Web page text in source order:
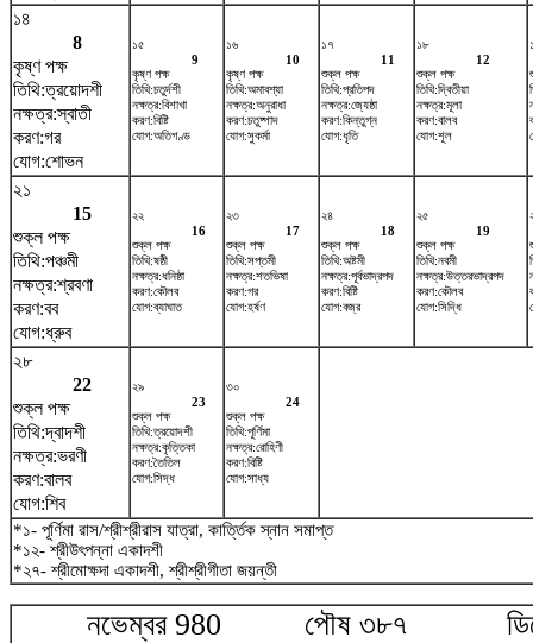
১৪
8
কৃষ্ণ পক্ষ
তিথি:ত্রয়োদশী
নক্ষত্র:স্বাতী
করণ:গর
যোগ:শোভন
১৫
9
কৃষ্ণ পক্ষ
তিথি:চতুর্দশী
নক্ষত্র:বিশাখা
করণ:বিষ্টি
যোগ:অতিগণ্ড
১৬
10
কৃষ্ণ পক্ষ
তিথি:অমাবশ্যা
নক্ষত্র:অনুরাধা
করণ:চতুষ্পাদ
যোগ:সুকর্মা
১৭
11
শুক্ল পক্ষ
তিথি:প্রতিপদ
নক্ষত্র:জ্যেষ্ঠা
করণ:কিন্তুগ্ন
যোগ:ধৃতি
১৮
12
শুক্ল পক্ষ
তিথি:দ্বিতীয়া
নক্ষত্র:মূলা
করণ:বালব
যোগ:শূল
২১
15
শুক্ল পক্ষ
তিথি:পঞ্চমী
নক্ষত্র:শ্রবণা
করণ:বব
যোগ:ধ্রুব
২২
16
শুক্ল পক্ষ
তিথি:ষষ্ঠী
নক্ষত্র:ধনিষ্ঠা
করণ:কৌলব
যোগ:ব্যাঘাত
২৩
17
শুক্ল পক্ষ
তিথি:সপ্তমী
নক্ষত্র:শতভিষ‌া
করণ:গর
যোগ:হর্ষণ
২৪
18
শুক্ল পক্ষ
তিথি:অষ্টমী
নক্ষত্র:পূর্বভাদ্রপদ
করণ:বিষ্টি
যোগ:বজ্র
২৫
19
শুক্ল পক্ষ
তিথি:নবমী
নক্ষত্র:উত্তরভাদ্রপদ
করণ:কৌলব
যোগ:সিদ্ধি
২৮
22
শুক্ল পক্ষ
তিথি:দ্বাদশী
নক্ষত্র:ভরণী
করণ:বালব
যোগ:শিব
২৯
23
শুক্ল পক্ষ
তিথি:ত্রয়োদশী
নক্ষত্র:কৃত্তিকা
করণ:তৈতিল
যোগ:সিদ্ধ
৩০
24
শুক্ল পক্ষ
তিথি:পূর্ণিমা
নক্ষত্র:রোহিণী
করণ:বিষ্টি
যোগ:সাধ্য
*১- পূর্ণিমা রাস/শ্রীশ্রীরাস যাত্রা, কার্ত্তিক স্নান সমাপ্ত
*১২- শ্রীউৎপন্না একাদশী
*২৭- শ্রীমোক্ষদা একাদশী, শ্রীশ্রীগীতা জয়ন্তী
নভেম্বর 980 পৌষ ৩৮৭